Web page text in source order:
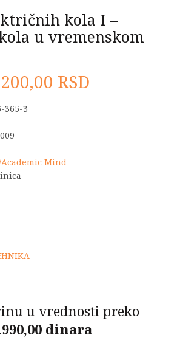
kola I –
u vremenskom
RSD.
RSD
365-3
Mind
u vrednosti preko
dinara